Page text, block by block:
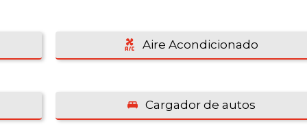
Aire Acondicionado
Cargador de autos